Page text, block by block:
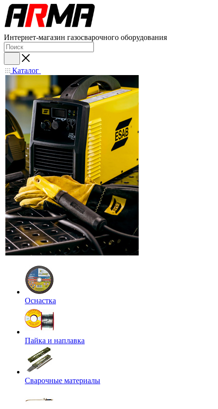
Интернет-магазин газосварочного оборудования
Каталог
Оснастка
Пайка и наплавка
Сварочные материалы